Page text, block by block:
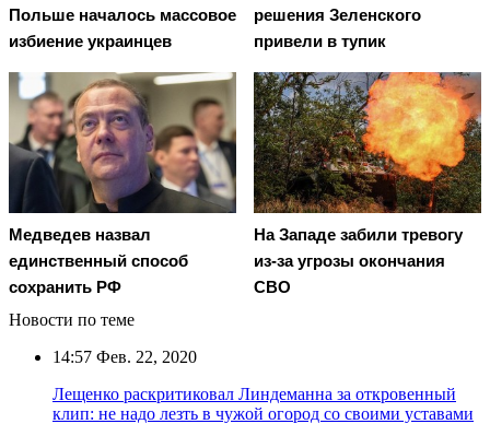
Польше началось массовое
избиение украинцев
решения Зеленского
привели в тупик
Медведев назвал
единственный способ
сохранить РФ
На Западе забили тревогу
из-за угрозы окончания
СВО
Новости по теме
14:57 Фев. 22, 2020
Лещенко раскритиковал Линдеманна за откровенный
клип: не надо лезть в чужой огород со своими уставами